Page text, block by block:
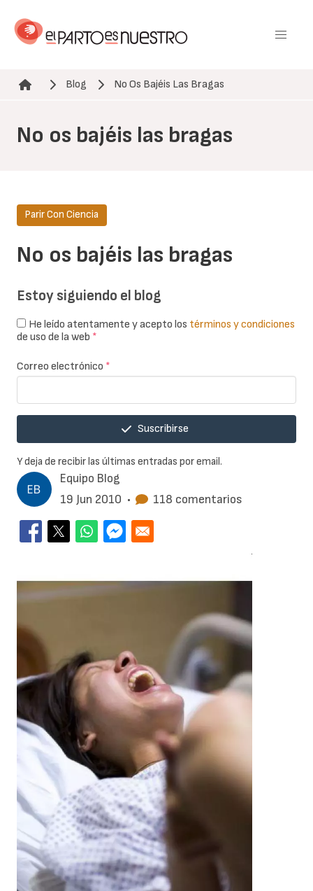
contenido
Ruta de navegación
Blog No Os Bajéis Las Bragas
No os bajéis las bragas
Equipo Blog
19 Jun 2010 • 118 comentarios
No os bajéis las bragas
Parir Con Ciencia
Estoy siguiendo el blog
He leído atentamente y acepto los términos y condiciones
de uso de la web *
Correo electrónico *
Suscribirse
Y deja de recibir las últimas entradas por email.